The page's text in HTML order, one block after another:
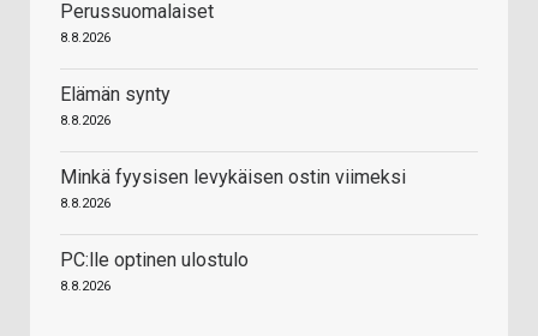
Perussuomalaiset
8.8.2026
Elämän synty
8.8.2026
Minkä fyysisen levykäisen ostin viimeksi
8.8.2026
PC:lle optinen ulostulo
8.8.2026